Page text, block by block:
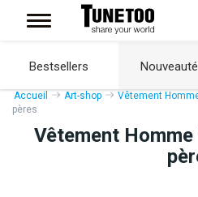
Bestsellers
Accueil Art-shop Vêtement
pères
Vêtement